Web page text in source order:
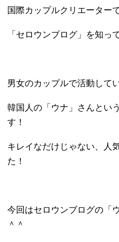
国際カップルクリエーター
「セロウンブログ」を知っ
男女のカップルで活動して
韓国人の「ウナ」さんとい
す！
キレイなだけじゃない、人
た！
今回はセロウンブログの「
＾＾